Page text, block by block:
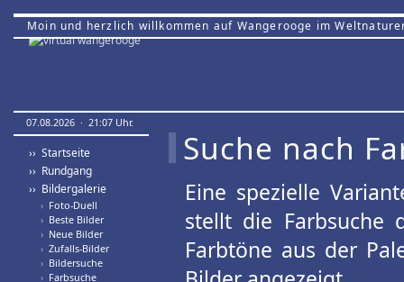
Moin und herzlich willkommen auf Wangerooge im
07.08.2026 · 21:07 Uhr.
›› Startseite
›› Rundgang
›› Bildergalerie
› Foto-Duell
› Beste Bilder
› Neue Bilder
› Zufalls-Bilder
› Bildersuche
› Farbsuche
Suche nach
Eine spezielle
stellt die Farbsuche
Farbtöne aus der